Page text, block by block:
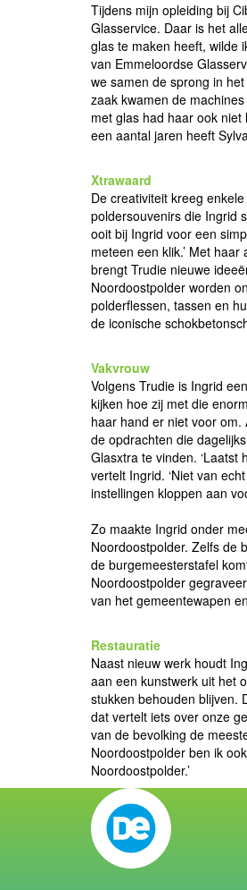
Tijdens mijn opleiding bij
Glasservice. Daar is het
glas te maken heeft, wilde
van Emmeloordse
we samen de sprong in
zaak kwamen de
met glas had haar ook
een aantal jaren heeft
Xtrawaard
De creativiteit kreeg
poldersouvenirs die Ingrid
ooit bij Ingrid voor een
meteen een klik.’ Met
brengt Trudie nieuwe
Noordoostpolder worden
polderflessen, tassen en
de iconische
Vakvrouw
Volgens Trudie is Ingrid
kijken hoe zij met die
haar hand er niet voor om.
de opdrachten die
Glasxtra te vinden. ‘Laatst
vertelt Ingrid. ‘Niet van
instellingen kloppen aan
Zo maakte Ingrid onder
Noordoostpolder. Zelfs de
de burgemeesterstafel
Noordoostpolder
van het gemeentewapen
Restauratie
Naast nieuw werk houdt
aan een kunstwerk uit het
stukken behouden blijven.
dat vertelt iets over onze
van de bevolking de
Noordoostpolder ben ik
Noordoostpolder.’